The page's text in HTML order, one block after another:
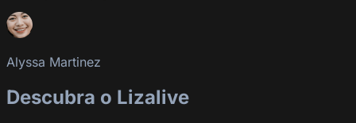
Alyssa Martinez
Descubra o Lizalive